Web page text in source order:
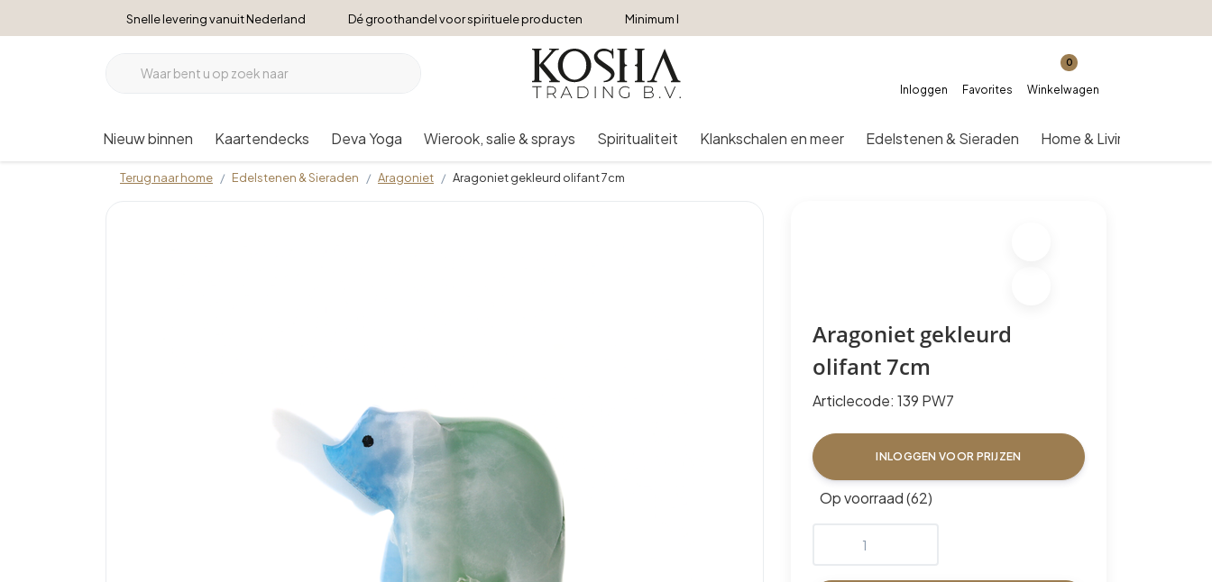
Snelle levering vanuit Nederland Dé groothandel voor spirituele producten Minimum bestelbedrag €250
Inloggen Favorites
0
Winkelwagen
Nieuw binnen Kaartendecks Deva Yoga Wierook, salie & sprays Spiritualiteit Klankschalen en meer Edelstenen & Sieraden Home & Living
Terug naar home Edelstenen & Sieraden Aragoniet Aragoniet gekleurd olifant 7cm
Aragoniet gekleurd
olifant 7cm
Articlecode: 139 PW7
INLOGGEN VOOR PRIJZEN
Op voorraad (62)